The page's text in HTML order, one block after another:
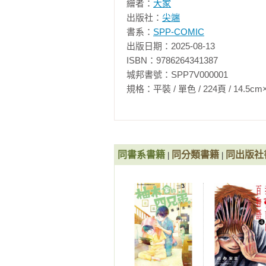
繪者： 大家
出版社： 尖端
書系： SPP-COMIC
出版日期：2025-08-13
ISBN：9786264341387
城邦書號：SPP7V000001
規格：平裝 / 單色 / 224頁 /
同書系書籍 同分類書籍 同出版